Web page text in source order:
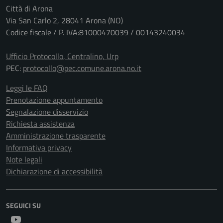
Città di Arona
Via San Carlo 2, 28041 Arona (NO)
Codice fiscale / P. IVA:81000470039 / 00143240034
Ufficio Protocollo, Centralino, Urp
PEC: protocollo@pec.comune.arona.no.it
Leggi le FAQ
Prenotazione appuntamento
Segnalazione disservizio
Richiesta assistenza
Amministrazione trasparente
Informativa privacy
Note legali
Dichiarazione di accessibilità
SEGUICI SU